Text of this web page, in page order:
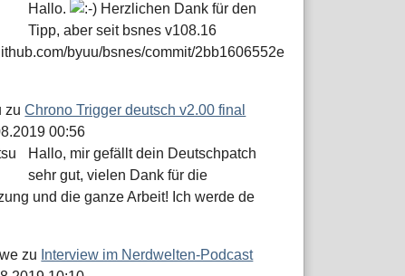
Hallo.
Herzlichen Dank für den
Tipp, aber seit bsnes v108.16
byuu/bsnes/commit/2bb1606552e
zuChrono Trigger deutsch v2.00 final
00:56
Hallo, mir gefällt dein Deutschpatch
sehr gut, vielen Dank für die
und die ganze Arbeit! Ich werde de
zu Interview im Nerdwelten-Podcast